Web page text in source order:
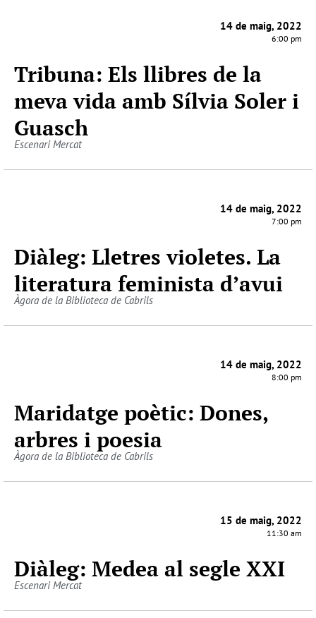
14 de maig, 2022
6:00 pm
Tribuna: Els llibres de la
meva vida amb Sílvia Soler i
Guasch
Escenari Mercat
14 de maig, 2022
7:00 pm
Diàleg: Lletres violetes. La
literatura feminista d’avui
Àgora de la Biblioteca de Cabrils
14 de maig, 2022
8:00 pm
Maridatge poètic: Dones,
arbres i poesia
Àgora de la Biblioteca de Cabrils
15 de maig, 2022
11:30 am
Diàleg: Medea al segle XXI
Escenari Mercat